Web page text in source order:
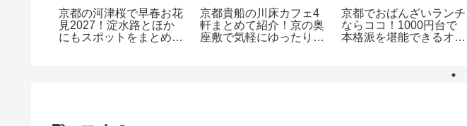
京都の河津桜で早春お花
見2027！淀水路とほか
にもスポットをまとめて
京都貴船の川床カフェ4
軒まとめて紹介！京の奥
座敷で気軽にゆったり＋
京都でおばんざいランチ
ならココ！1000円台で
本格派を堪能できるオス